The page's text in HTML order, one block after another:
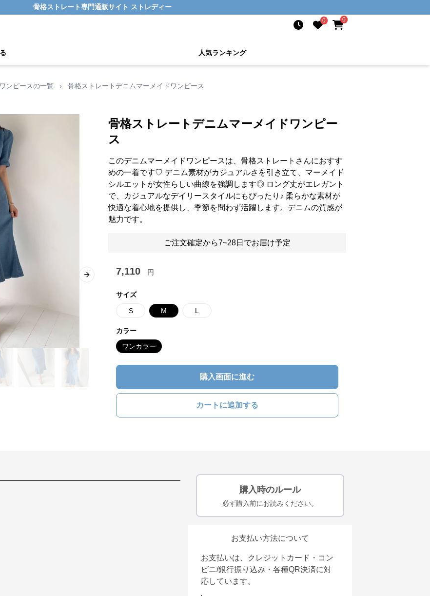
骨格ストレート専門通販サイト ストレディー
0 0
人気ランキング
ンピースの一覧 › 骨格ストレートデニムマーメイドワンピース
Next slide
骨格ストレートデニムマーメイドワンピー
ス
このデニムマーメイドワンピースは、骨格ストレートさんにおすす
めの一着です♡ デニム素材がカジュアルさを引き立て、マーメイド
シルエットが女性らしい曲線を強調します◎ ロング丈がエレガント
で、カジュアルなデイリースタイルにもぴったり♪ 柔らかな素材が
快適な着心地を提供し、季節を問わず活躍します。デニムの質感が
魅力です。
ご注文確定から7~28日でお届け予定
7,110 円
サイズ
S M L
カラー
ワンカラー
購入画面に進む
カートに追加する
購入時のルール
必ず購入前にお読みください。
お支払い方法について
お支払いは、クレジットカード・コン
ビニ/銀行振り込み・各種QR決済に対
応しています。